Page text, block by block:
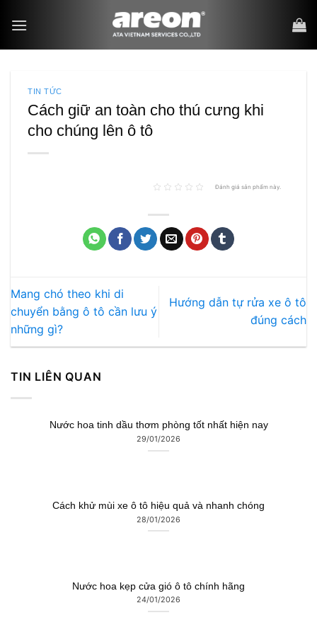
qua
TIN TỨC
Cách giữ an toàn cho thú cưng khi
cho chúng lên ô tô
Đánh giá sản phẩm này.
Mang chó theo khi di
chuyển bằng ô tô cần lưu ý
những gì?
Hướng dẫn tự rửa xe ô tô
đúng cách
TIN LIÊN QUAN
Nước hoa tinh dầu thơm phòng tốt nhất hiện nay
29/01/2026
Cách khử mùi xe ô tô hiệu quả và nhanh chóng
28/01/2026
Nước hoa kẹp cửa gió ô tô chính hãng
24/01/2026